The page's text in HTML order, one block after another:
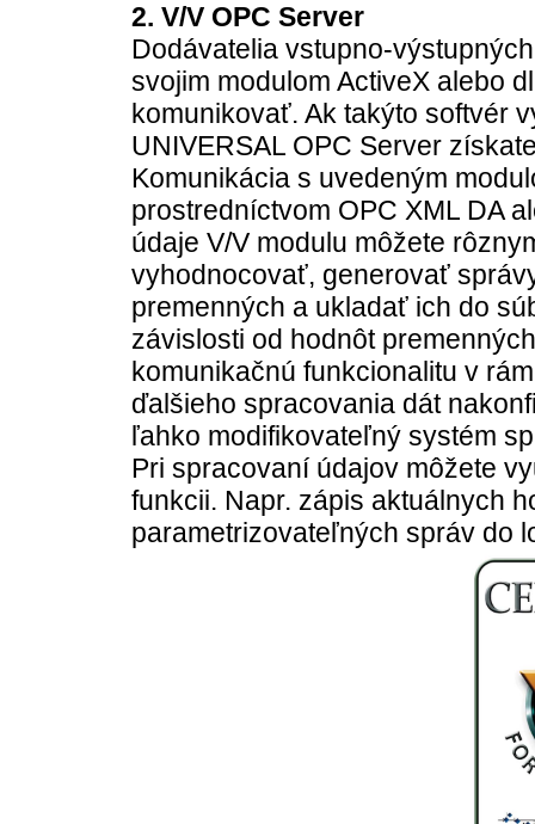
2. V/V OPC Server
Dodávatelia vstupno-
svojim modulom ActiveX alebo
komunikovať. Ak takýto softvér
UNIVERSAL OPC Server
Komunikácia s uvedeným
prostredníctvom OPC XML DA
údaje V/V modulu môžete
vyhodnocovať, generovať
premenných a ukladať ich do
závislosti od hodnôt
komunikačnú funkcionalitu v
ďalšieho spracovania dát
ľahko modifikovateľný systém
Pri spracovaní údajov môžete
funkcii. Napr. zápis aktuálnych
parametrizovateľných správ do